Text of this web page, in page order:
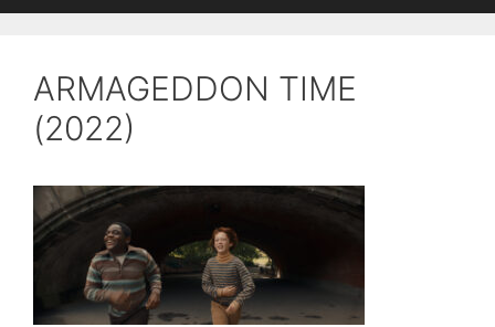
ARMAGEDDON TIME
(2022)